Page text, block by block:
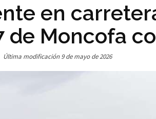
en
de Moncofa
Última modificación 9 de mayo de 2026